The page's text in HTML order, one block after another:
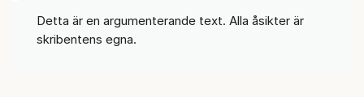
Detta är en argumenterande text. Alla åsikter är
skribentens egna.